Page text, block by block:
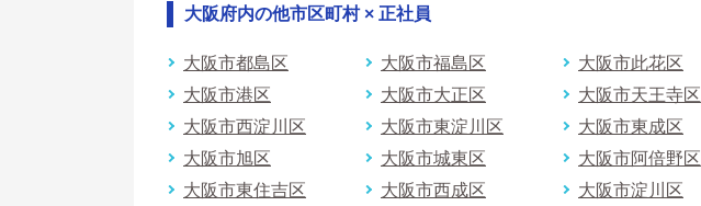
大阪府内の他市区町村 × 正社員
大阪市都島区 大阪市福島区 大阪市此花区
大阪市港区
大阪市大正区 大阪市天王寺区
大阪市西淀川区
大阪市東淀川区 大阪市東成区
大阪市旭区
大阪市城東区 大阪市阿倍野区
大阪市東住吉区
大阪市西成区 大阪市淀川区